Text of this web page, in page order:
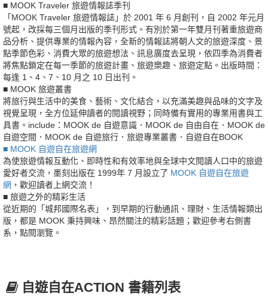
■ MOOK Traveler 旅遊情報誌季刊
「MOOK Traveler 旅遊情報誌」於 2001 年 6 月創刊，自 2002 年元月
號起，改採每三個月出版的季刊形式。有別於第一年雙月刊著重旅遊商
品分析、提供專業的情報內容，全新的情報誌將朝人文的旅遊深度、景
點季節色彩、消費大眾的旅遊想法、訊息廣度去呈現，依四季為消費者
將焦點鎖定在每一季節的旅遊計畫、旅遊樂趣、旅遊定點。出版時間：
每逢 1、4、7、10 月之 10 日出刊。
■ MOOK 旅遊叢書
將旅行與生活中的美食、藝術、文化結合，以充滿美趣與品味的文字及
視覺呈現，全方位延伸讀者的閱讀視野；同時備有實用的專業用書與工
具書。include：MOOK de 自遊意識．MOOK de 自由自在．MOOK de
自遊空間．MOOK de 自遊旅行．旅遊專業叢書．自遊自在BOOK
■ MOOK 自遊自在旅遊網
為使旅遊情報互動化、即時性和有效率地與全球中文閱讀人口中的旅遊
愛好者交流，墨刻出版在 1999年 7 月設立了 MOOK 自遊自在旅遊
網 ，歡迎讀者上網交流！
■ 旅遊之外的精彩生活
從近期的「城邦國際名表」，到早期的行動通訊、理財、生活情報類出
版，都是 MOOK 秉持興味、昂然關注的精彩話題；歡迎參考右側書
系，點閱瀏覽。
自遊自在ACTION 書籍列表